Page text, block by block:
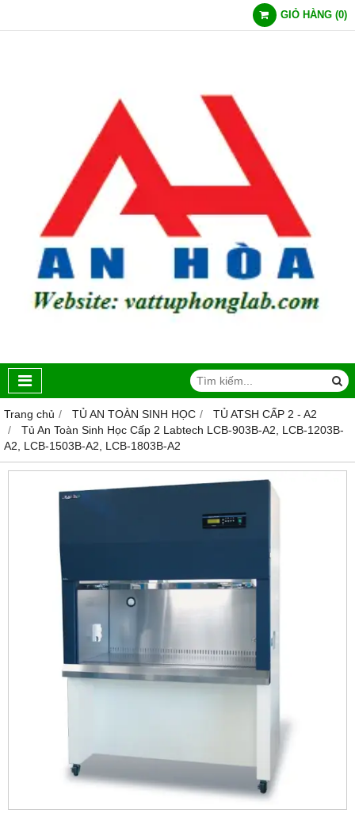
GIỎ HÀNG (0)
Trang chủ TỦ AN TOÀN SINH HỌC
TỦ ATSH CẤP 2 - A2
Tủ An Toàn Sinh Học Cấp 2 Labtech LCB-903B-A2, LCB-1203B-
A2, LCB-1503B-A2, LCB-1803B-A2